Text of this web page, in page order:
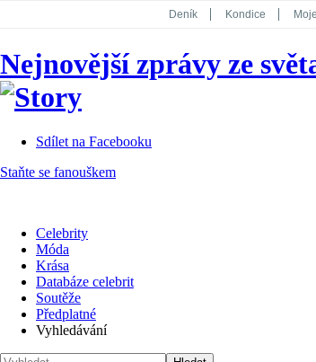
Deník Kondice
Koktejl
Nejnovější zprávy ze
Sdílet na Facebooku
Staňte se fanouškem
Celebrity
Móda
Krása
Databáze celebrit
Soutěže
Předplatné
Vyhledávání